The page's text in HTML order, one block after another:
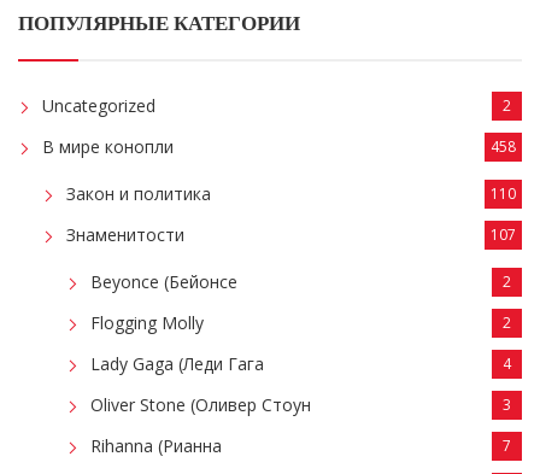
ПОПУЛЯРНЫЕ КАТЕГОРИИ
Uncategorized 2
В мире конопли 458
Закон и политика 110
Знаменитости 107
Beyonce (Бейонсе 2
Flogging Molly 2
Lady Gaga (Леди Гага 4
Oliver Stone (Оливер Стоун 3
Rihanna (Рианна 7